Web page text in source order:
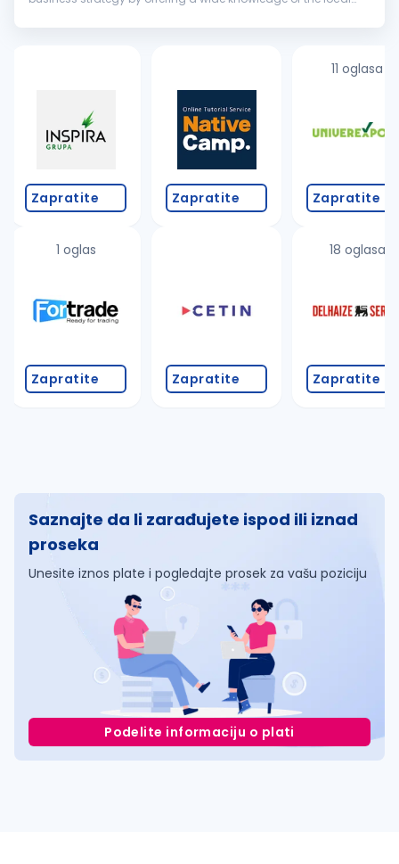
tried...
Zapratite
1 oglas
Zapratite
Zapratite
Zapratite
11 oglasa
Zapratite
18 oglasa
Zapratite
Saznajte da li zarađujete ispod ili iznad
proseka
Unesite iznos plate i pogledajte prosek za vašu poziciju
Podelite informaciju o plati